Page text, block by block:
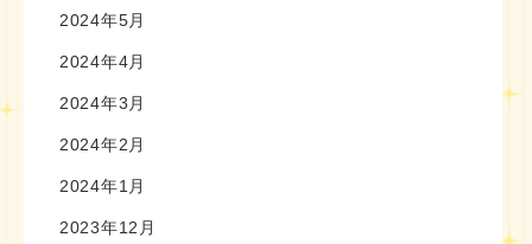
2024年5月
2024年4月
2024年3月
2024年2月
2024年1月
2023年12月